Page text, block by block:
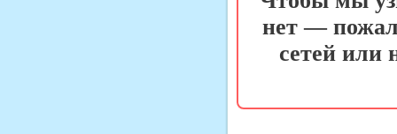
нет —
сетей или